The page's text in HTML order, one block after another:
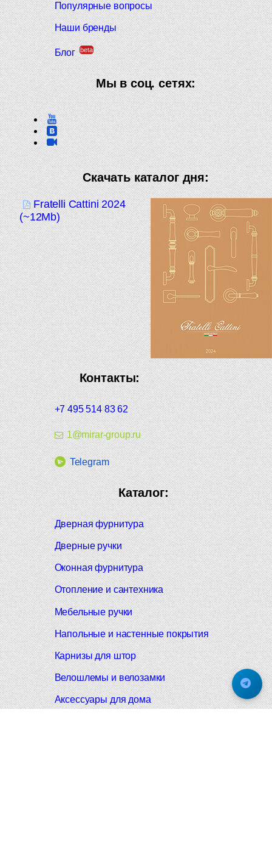
Популярные вопросы
Наши бренды
Блог beta
Мы в соц. сетях:
Скачать каталог дня:
Fratelli Cattini 2024
(~12Mb)
Контакты:
+7 495 514 83 62
1@mirar-group.ru
Telegram
Каталог:
Дверная фурнитура
Дверные ручки
Оконная фурнитура
Отопление и сантехника
Мебельные ручки
Напольные и настенные покрытия
Карнизы для штор
Велошлемы и велозамки
Аксессуары для дома